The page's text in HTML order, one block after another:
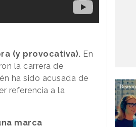
(y provocativa). En
la carrera de
ha sido acusada de
referencia a la
marca